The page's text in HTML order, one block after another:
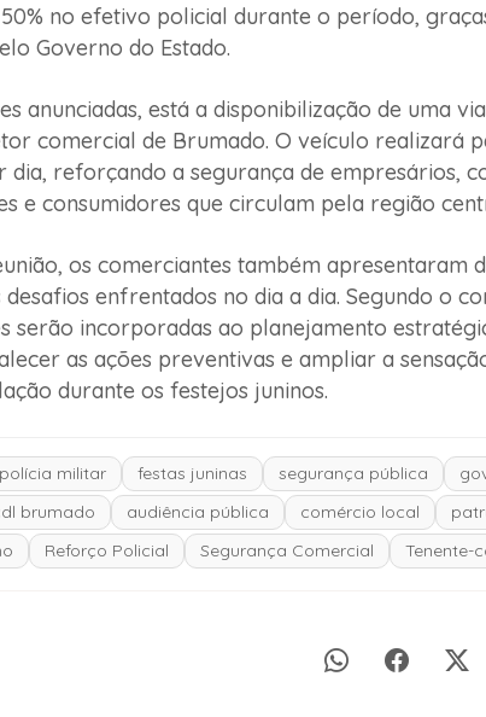
no efetivo policial durante o período,
Governo do Estado.
anunciadas, está a disponibilização de uma
comercial de Brumado. O veículo realizará
dia, reforçando a segurança de empresários,
e consumidores que circulam pela região
os comerciantes também apresentaram
enfrentados no dia a dia. Segundo o
serão incorporadas ao planejamento
as ações preventivas e ampliar a
durante os festejos juninos.
polícia militar festas juninas segurança pública
brumado audiência pública comércio local
Reforço Policial Segurança Comercial Tenente-